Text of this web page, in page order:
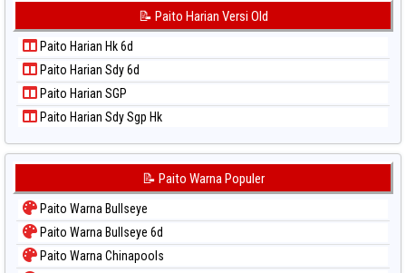
📝 Paito Harian Versi Old
Paito Harian Hk 6d
Paito Harian Sdy 6d
Paito Harian SGP
Paito Harian Sdy Sgp Hk
📝 Paito Warna Populer
Paito Warna Bullseye
Paito Warna Bullseye 6d
Paito Warna Chinapools